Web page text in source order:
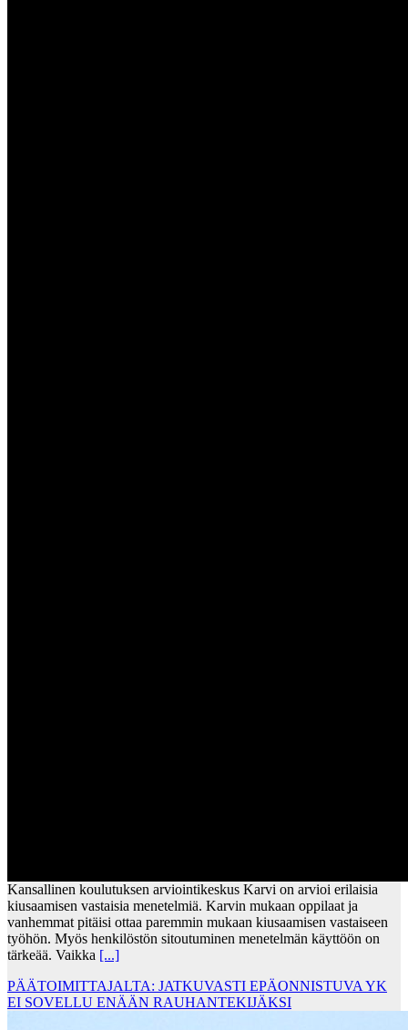
Kansallinen koulutuksen arviointikeskus Karvi on arvioi erilaisia
kiusaamisen vastaisia menetelmiä. Karvin mukaan oppilaat ja
vanhemmat pitäisi ottaa paremmin mukaan kiusaamisen vastaiseen
työhön. Myös henkilöstön sitoutuminen menetelmän käyttöön on
tärkeää. Vaikka [...]
PÄÄTOIMITTAJALTA: JATKUVASTI EPÄONNISTUVA YK
EI SOVELLU ENÄÄN RAUHANTEKIJÄKSI